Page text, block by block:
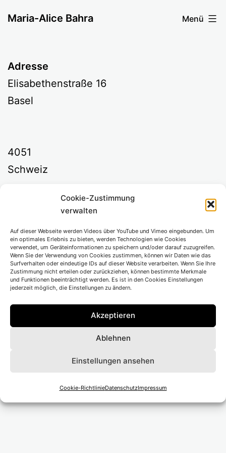
Cookie-Zustimmung
verwalten
Auf dieser Webseite werden Videos über YouTube und Vimeo eingebunden. Um
ein optimales Erlebnis zu bieten, werden Technologien wie Cookies
verwendet, um Geräteinformationen zu speichern und/oder darauf zuzugreifen.
Wenn Sie der Verwendung von Cookies zustimmen, können wir Daten wie das
Surfverhalten oder eindeutige IDs auf dieser Website verarbeiten. Wenn Sie Ihre
Zustimmung nicht erteilen oder zurückziehen, können bestimmte Merkmale
und Funktionen beeinträchtigt werden. Es ist in den Cookies Einstellungen
jederzeit möglich, die Einstellungen zu ändern.
Akzeptieren
Ablehnen
Einstellungen ansehen
Cookie-RichtlinieDatenschutzImpressum
Inhalt
Maria-Alice Bahra Menü
Adresse
Elisabethenstraße 16
Basel
4051
Schweiz
Kommende Veranstaltungen
Ort</li>
Beitragsnavigation
Vorheriger Beitrag
Münchner Kammerspiele
Nächster Beitrag